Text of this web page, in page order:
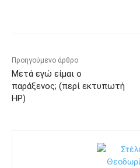
Προηγούμενο άρθρο
Μετά εγώ είμαι ο
παράξενος; (περί εκτυπωτή
HP)